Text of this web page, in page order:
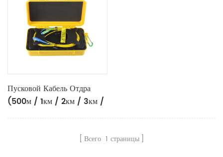
Пусковой Кабель Отдра
(500м / 1км / 2км / 3км /
Всего 1 страницы